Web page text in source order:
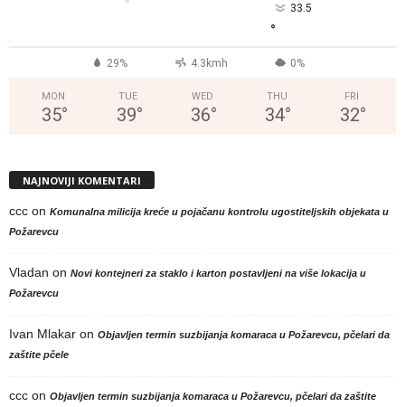
33.5
°
29% 4.3kmh 0%
MON
35°
TUE
39°
WED
36°
THU
34°
FRI
32°
NAJNOVIJI KOMENTARI
ccc on Komunalna milicija kreće u pojačanu kontrolu ugostiteljskih objekata u
Požarevcu
Vladan on Novi kontejneri za staklo i karton postavljeni na više lokacija u
Požarevcu
Ivan Mlakar on Objavljen termin suzbijanja komaraca u Požarevcu, pčelari da
zaštite pčele
ccc on Objavljen termin suzbijanja komaraca u Požarevcu, pčelari da zaštite